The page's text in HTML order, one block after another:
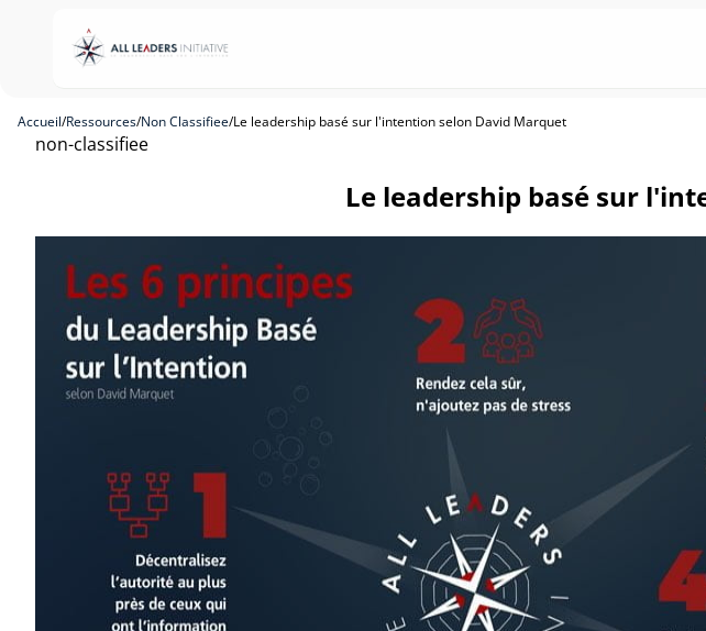
Accueil/Ressources/Non Classifiee/Le leadership basé sur l'intention selon David Marquet
non-classifiee
Le leadership basé sur